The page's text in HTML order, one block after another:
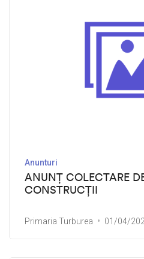
Anunturi
ANUNȚ COLECTARE
CONSTRUCȚII
Primaria Turburea 01/04/